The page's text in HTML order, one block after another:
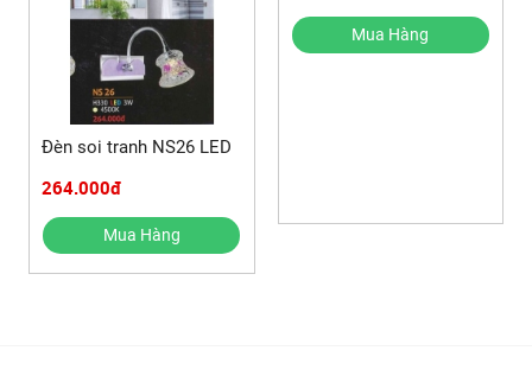
Đèn soi tranh NS26 LED
264.000đ
Mua Hàng
Mua Hàng